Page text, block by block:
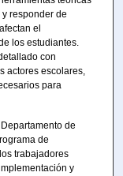
responder de
el
los estudiantes.
con
actores escolares,
para
de
de
trabajadores
y